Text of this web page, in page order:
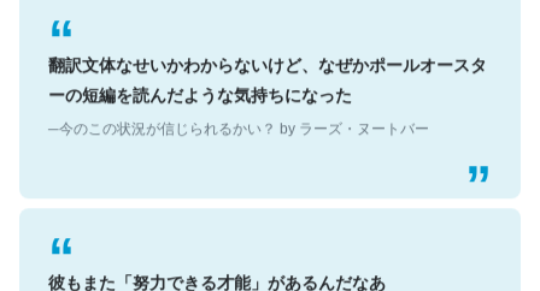
翻訳文体なせいかわからないけど、なぜかポールオースタ
ーの短編を読んだような気持ちになった
─今のこの状況が信じられるかい？ by ラーズ・ヌートバー
彼もまた「努力できる才能」があるんだなあ